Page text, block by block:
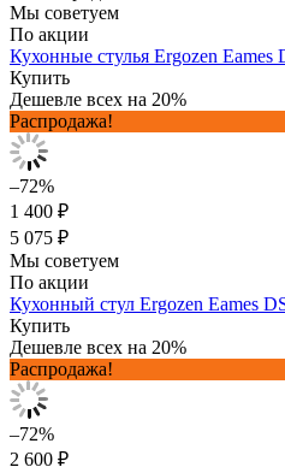
Мы советуем
По акции
Кухонные стулья Ergozen
Купить
Дешевле всех на 20%
Распродажа!
–72%
1 400 ₽
5 075 ₽
Мы советуем
По акции
Кухонный стул Ergozen Eames
Купить
Дешевле всех на 20%
Распродажа!
–72%
2 600 ₽